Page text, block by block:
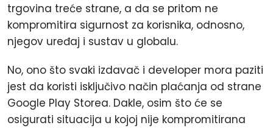
trgovina treće strane, a da se pritom ne
kompromitira sigurnost za korisnika, odnosno,
njegov uređaj i sustav u globalu.
No, ono što svaki izdavač i developer mora paziti
jest da koristi isključivo način plaćanja od strane
Google Play Storea. Dakle, osim što će se
osigurati situacija u kojoj nije kompromitirana